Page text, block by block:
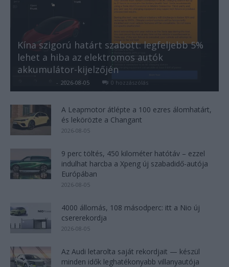
Kína szigorú határt szabott: legfeljebb 5%
lehet a hiba az elektromos autók
akkumulátor-kijelzőjén
- 2026-08-05 0 hozzászólás
A Leapmotor átlépte a 100 ezres álomhatárt,
és lekörözte a Changant
2026-08-05
9 perc töltés, 450 kilométer hatótáv – ezzel
indulhat harcba a Xpeng új szabadidő-autója
Európában
2026-08-05
4000 állomás, 108 másodperc: itt a Nio új
csererekordja
2026-08-05
Az Audi letarolta saját rekordjait — készül
minden idők leghatékonyabb villanyautója